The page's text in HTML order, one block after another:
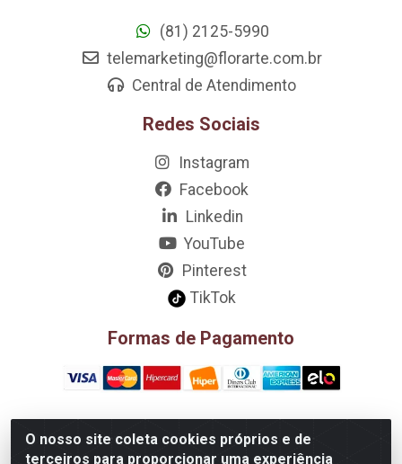
O nosso site coleta cookies próprios e de
terceiros para proporcionar uma experiência
(81) 2125-5990
telemarketing@florarte.com.br
Central de Atendimento
Redes Sociais
Instagram
Facebook
Linkedin
YouTube
Pinterest
TikTok
Formas de Pagamento
D&A Decoração e Ambientação LTDA - Rua Riachão, 807 –